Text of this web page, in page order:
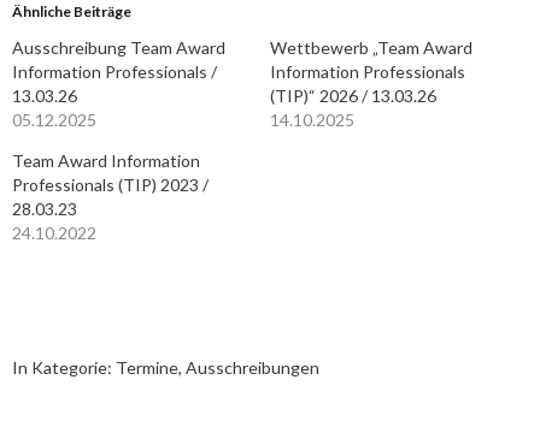
Ähnliche Beiträge
Ausschreibung Team Award
Information Professionals /
13.03.26
05.12.2025
Wettbewerb „Team Award
Information Professionals
(TIP)“ 2026 / 13.03.26
14.10.2025
Team Award Information
Professionals (TIP) 2023 /
28.03.23
24.10.2022
In Kategorie: Termine, Ausschreibungen